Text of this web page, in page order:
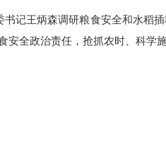
书记王炳森调研粮食安全和水稻
安全政治责任，抢抓农时、科学